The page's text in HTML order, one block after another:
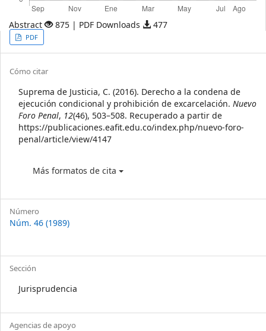
Abstract 875 | PDF Downloads 477
Article
Sidebar
PDF
Article
Details
Cómo citar
Suprema de Justicia, C. (2016). Derecho a la condena de
ejecución condicional y prohibición de excarcelación. Nuevo
Foro Penal, 12(46), 503–508. Recuperado a partir de
https://publicaciones.eafit.edu.co/index.php/nuevo-foro-
penal/article/view/4147
Más formatos de cita
Número
Núm. 46 (1989)
Sección
Jurisprudencia
Agencias de apoyo